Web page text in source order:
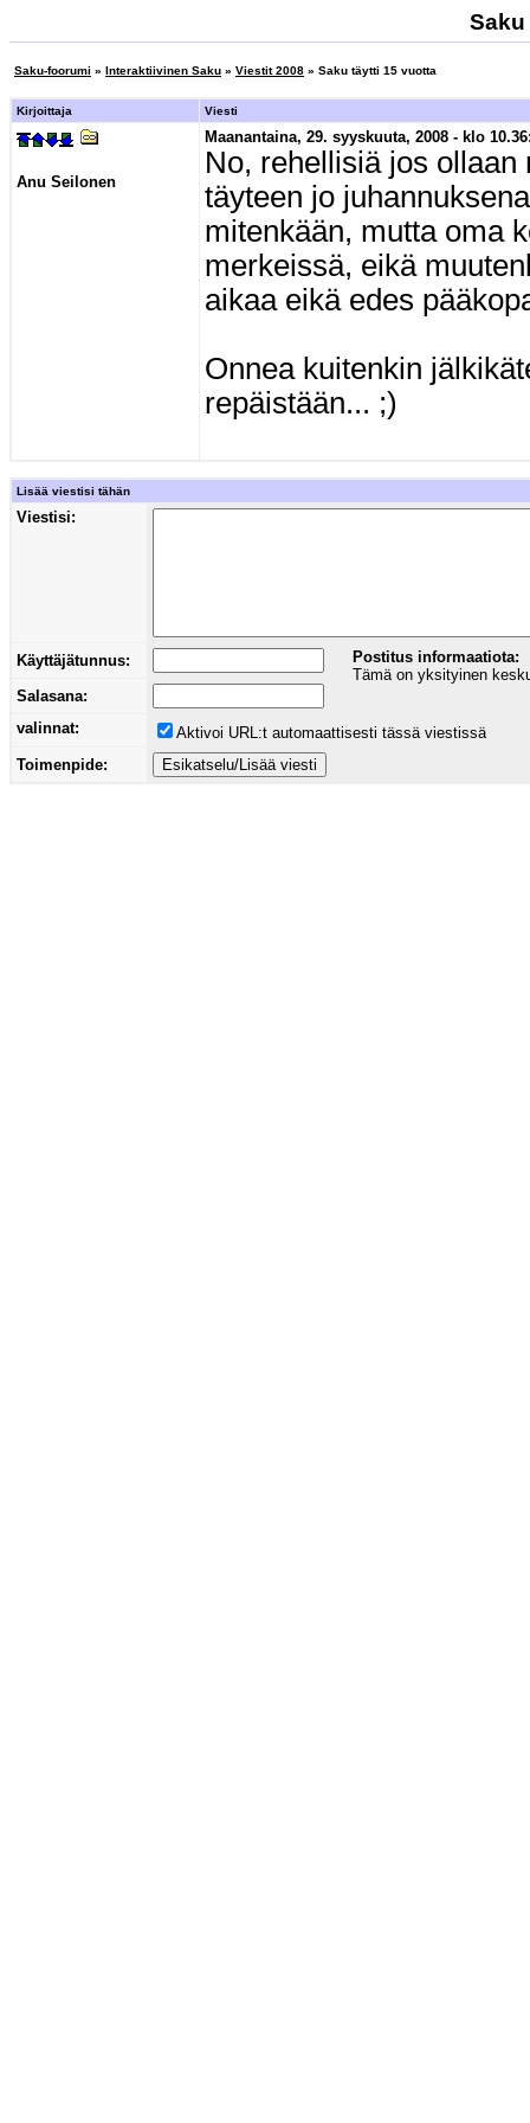
Saku-foorumi » Interaktiivinen Saku » Viestit 2008 » Saku täytti 15 vuotta
Kirjoittaja Viesti
Anu Seilonen
Maanantaina, 29. syyskuuta, 2008 - klo
No, rehellisiä jos
täyteen jo
mitenkään, mutta oma
merkeissä, eikä
aikaa eikä edes
Onnea kuitenkin
repäistään... ;)
Lisää viestisi tähän
Viestisi:
Käyttäjätunnus:
Postitus informaatiota:
Tämä on yksityinen
Salasana:
valinnat:
Aktivoi URL:t automaattisesti tässä viestissä
Toimenpide: